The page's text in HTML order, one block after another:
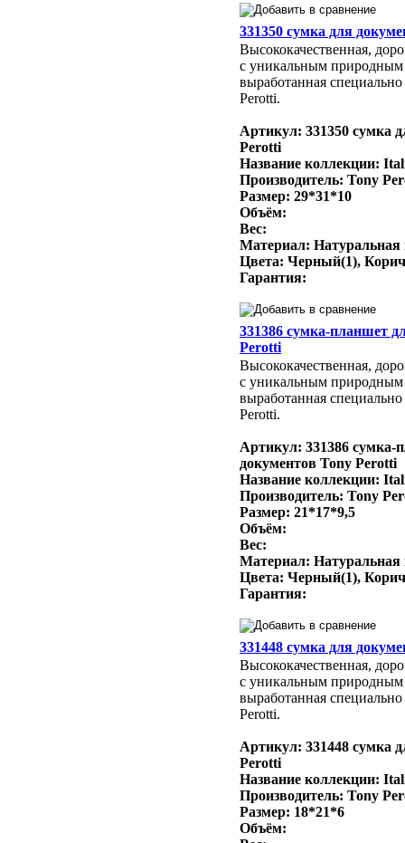
331350 сумка для
Высококачественная,
с уникальным природным
выработанная
Perotti.
Артикул: 331350 сумка
Perotti
Название коллекции:
Производитель: Tony
Размер: 29*31*10
Объём:
Вес:
Материал: Натуральная
Цвета: Черный(1),
Гарантия:
331386 сумка-планшет
Perotti
Высококачественная,
с уникальным природным
выработанная
Perotti.
Артикул: 331386 сумка-
документов Tony Perotti
Название коллекции:
Производитель: Tony
Размер: 21*17*9,5
Объём:
Вес:
Материал: Натуральная
Цвета: Черный(1),
Гарантия:
331448 сумка для
Высококачественная,
с уникальным природным
выработанная
Perotti.
Артикул: 331448 сумка
Perotti
Название коллекции:
Производитель: Tony
Размер: 18*21*6
Объём: